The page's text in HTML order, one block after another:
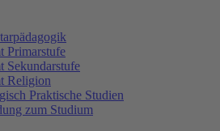
Primarstufe
Sekundarstufe
Religion
Praktische Studien
zum Studium